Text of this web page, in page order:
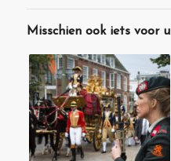
Misschien ook iets voor u